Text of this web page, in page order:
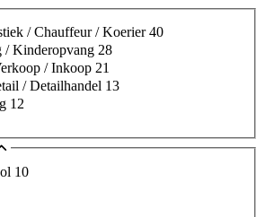
/ Chauffeur / Koerier40
/ Kinderopvang 28
/ Inkoop 21
/ Detailhandel 13
12
10